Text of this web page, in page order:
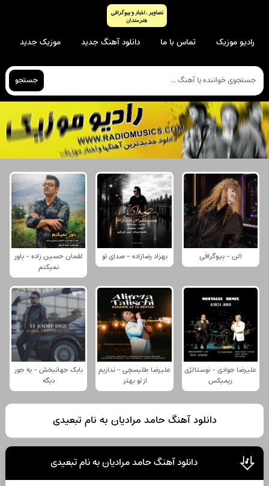
رادیو موزیک تماس با ما دانلود آهنگ جدید موزیک جدید
جستجو
الن - بیوگرافی بهزاد رضازاده - صدای تو
لقمان حسین زاده - باور
نمیکنم
علیرضا جوادی - نوستالژی
ریمیکس
علیرضا طلیسچی - نداریم
از تو بهتر
بابک جهانبخش - یه جور
دیگه
دانلود آهنگ حامد مرادیان به نام تبعیدی
دانلود آهنگ حامد مرادیان به نام تبعیدی